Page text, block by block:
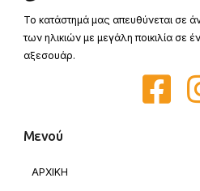
Το κατάστημά μας απευθύνεται σε
των ηλικιών με μεγάλη ποικιλία σε
αξεσουάρ.
Μενού
ΑΡΧΙΚΗ